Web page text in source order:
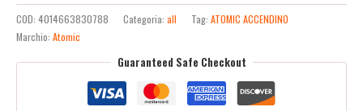
COD: 4014663830788 Categoria: all Tag: ATOMIC ACCENDINO
Marchio: Atomic
Guaranteed Safe Checkout